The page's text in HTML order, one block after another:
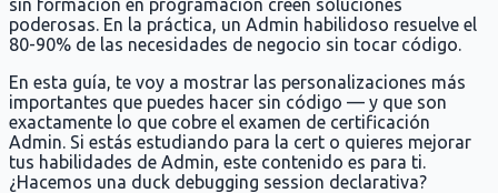
sin formación en programación creen soluciones
poderosas. En la práctica, un Admin habilidoso resuelve el
80-90% de las necesidades de negocio sin tocar código.
En esta guía, te voy a mostrar las personalizaciones más
importantes que puedes hacer sin código — y que son
exactamente lo que cobre el examen de certificación
Admin. Si estás estudiando para la cert o quieres mejorar
tus habilidades de Admin, este contenido es para ti.
¿Hacemos una duck debugging session declarativa?